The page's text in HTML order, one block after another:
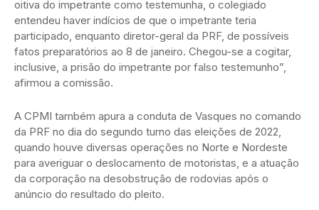
oitiva do impetrante como testemunha, o colegiado
entendeu haver indícios de que o impetrante teria
participado, enquanto diretor-geral da PRF, de possíveis
fatos preparatórios ao 8 de janeiro. Chegou-se a cogitar,
inclusive, a prisão do impetrante por falso testemunho”,
afirmou a comissão.
A CPMI também apura a conduta de Vasques no comando
da PRF no dia do segundo turno das eleições de 2022,
quando houve diversas operações no Norte e Nordeste
para averiguar o deslocamento de motoristas, e a atuação
da corporação na desobstrução de rodovias após o
anúncio do resultado do pleito.